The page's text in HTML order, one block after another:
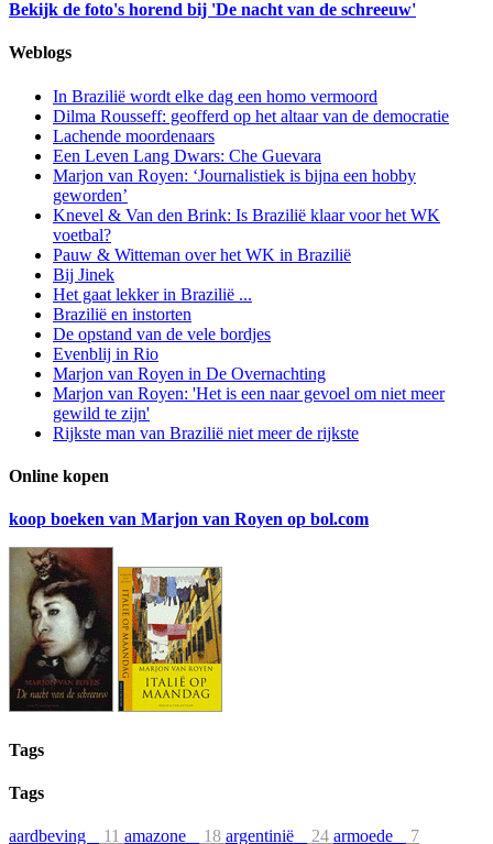
Bekijk de foto's horend bij 'De nacht van de schreeuw'
Weblogs
In Brazilië wordt elke dag een homo vermoord
Dilma Rousseff: geofferd op het altaar van de democratie
Lachende moordenaars
Een Leven Lang Dwars: Che Guevara
Marjon van Royen: ‘Journalistiek is bijna een hobby
geworden’
Knevel & Van den Brink: Is Brazilië klaar voor het WK
voetbal?
Pauw & Witteman over het WK in Brazilië
Bij Jinek
Het gaat lekker in Brazilië ...
Brazilië en instorten
De opstand van de vele bordjes
Evenblij in Rio
Marjon van Royen in De Overnachting
Marjon van Royen: 'Het is een naar gevoel om niet meer
gewild te zijn'
Rijkste man van Brazilië niet meer de rijkste
Online kopen
koop boeken van Marjon van Royen op bol.com
Tags
Tags
aardbeving 11 amazone 18 argentinië 24 armoede
7